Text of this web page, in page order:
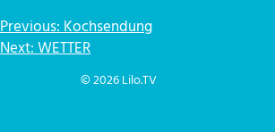
BEITRAGSNAVIGATION
Previous:Kochsendung
Next:WETTER
© 2026 Lilo.TV